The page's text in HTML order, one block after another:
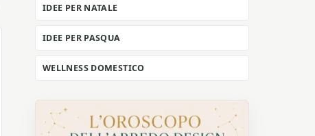
IDEE PER NATALE
IDEE PER PASQUA
WELLNESS DOMESTICO